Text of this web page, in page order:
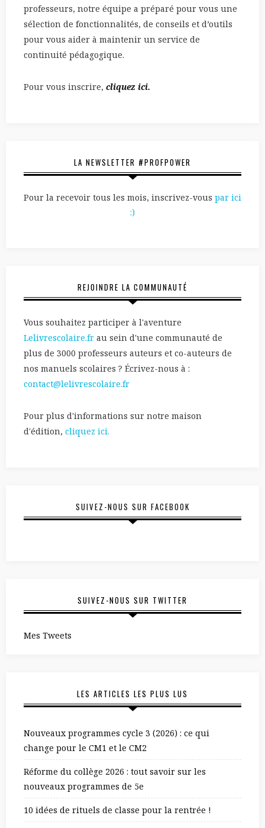
professeurs, notre équipe a préparé pour vous une
sélection de fonctionnalités, de conseils et d’outils
pour vous aider à maintenir un service de
continuité pédagogique.
Pour vous inscrire, cliquez ici.
LA NEWSLETTER #PROFPOWER
Pour la recevoir tous les mois, inscrivez-vous par ici
:)
REJOINDRE LA COMMUNAUTÉ
Vous souhaitez participer à l'aventure
Lelivrescolaire.fr au sein d'une communauté de
plus de 3000 professeurs auteurs et co-auteurs de
nos manuels scolaires ? Écrivez-nous à :
contact@lelivrescolaire.fr
Pour plus d'informations sur notre maison
d'édition, cliquez ici.
SUIVEZ-NOUS SUR FACEBOOK
SUIVEZ-NOUS SUR TWITTER
Mes Tweets
LES ARTICLES LES PLUS LUS
Nouveaux programmes cycle 3 (2026) : ce qui
change pour le CM1 et le CM2
Réforme du collège 2026 : tout savoir sur les
nouveaux programmes de 5e
10 idées de rituels de classe pour la rentrée !